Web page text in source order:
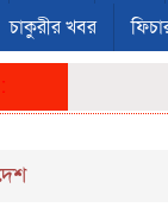
চাকুরীর খবর